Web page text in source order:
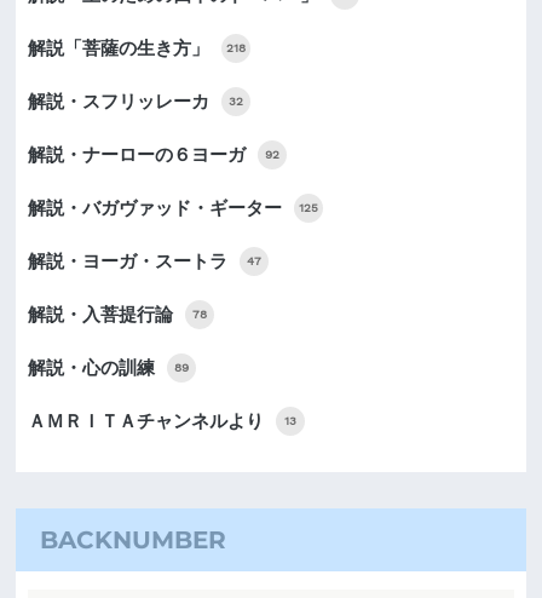
解説「菩薩の生き方」 218
解説・スフリッレーカ 32
解説・ナーローの６ヨーガ 92
解説・バガヴァッド・ギーター 125
解説・ヨーガ・スートラ 47
解説・入菩提行論 78
解説・心の訓練 89
ＡＭＲＩＴＡチャンネルより 13
BACKNUMBER